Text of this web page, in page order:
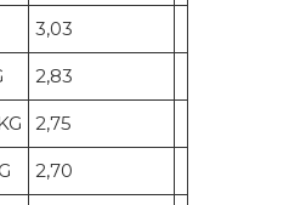
3,03
2,83
2,75
2,70